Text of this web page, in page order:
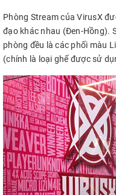
Phòng Stream của VirusX
đạo khác nhau (Đen-Hồng).
phòng đều là các phối màu
(chính là loại ghế được sử